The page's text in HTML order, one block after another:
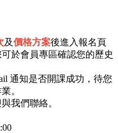
及價格方案後進入報名頁
於會員專區確認您的歷史
通知是否開課成功，待您
。
我們聯絡。